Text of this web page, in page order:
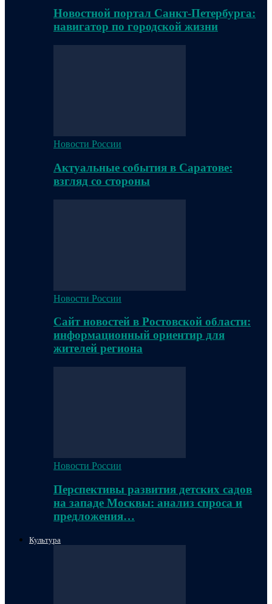
Новостной портал Санкт-Петербурга:
навигатор по городской жизни
Новости России
Актуальные события в Саратове:
взгляд со стороны
Новости России
Сайт новостей в Ростовской области:
информационный ориентир для
жителей региона
Новости России
Перспективы развития детских садов
на западе Москвы: анализ спроса и
предложения…
Культура